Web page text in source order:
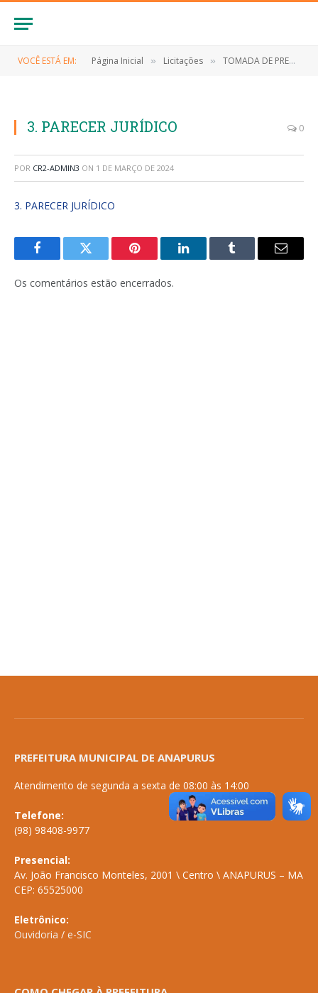
VOCÊ ESTÁ EM: Página Inicial » Licitações » TOMADA DE PREÇOS N° 007/2023 (Contratação dos serviços de pavimentação em pedra no Bairro Aparecida – Etapa 01, conforme projeto básico)
3. PARECER JURÍDICO 0
POR CR2-ADMIN3 ON 1 DE MARÇO DE 2024
3. PARECER JURÍDICO
FacebookTwitter Pinterest LinkedInTumblr
E-
Os comentários estão encerrados.
PREFEITURA MUNICIPAL DE ANAPURUS
Atendimento de segunda a sexta de 08:00 às 14:00
Telefone:
(98) 98408-9977
Presencial:
Av. João Francisco Monteles, 2001 \ Centro \ ANAPURUS – MA
CEP: 65525000
Eletrônico:
Ouvidoria / e-SIC